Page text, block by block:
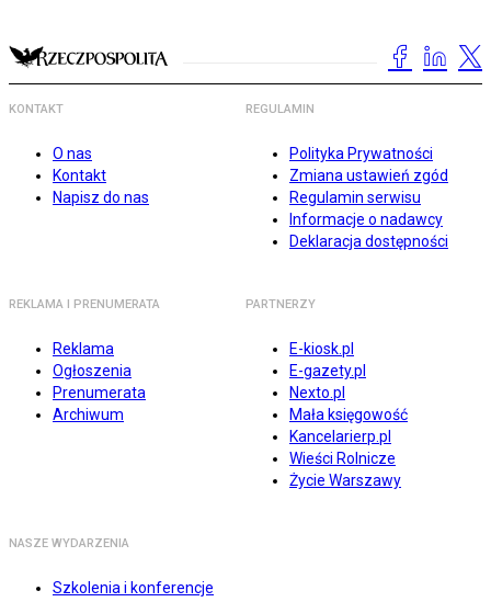
KONTAKT
O nas
Kontakt
Napisz do nas
REGULAMIN
Polityka Prywatności
Zmiana ustawień zgód
Regulamin serwisu
Informacje o nadawcy
Deklaracja dostępności
REKLAMA I PRENUMERATA
Reklama
Ogłoszenia
Prenumerata
Archiwum
PARTNERZY
E-kiosk.pl
E-gazety.pl
Nexto.pl
Mała księgowość
Kancelarierp.pl
Wieści Rolnicze
Życie Warszawy
NASZE WYDARZENIA
Szkolenia i konferencje